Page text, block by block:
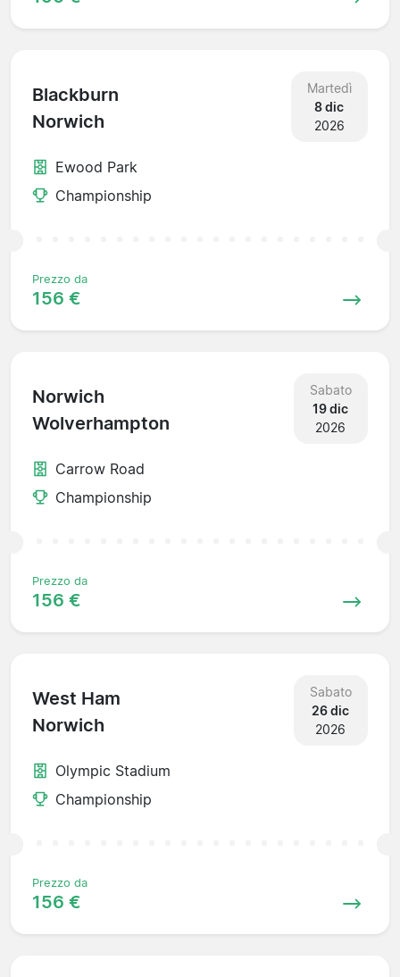
Blackburn
Norwich
Martedì
8 dic
2026
Ewood Park
Championship
Prezzo da
156 €
Norwich
Wolverhampton
Sabato
19 dic
2026
Carrow Road
Championship
Prezzo da
156 €
West Ham
Norwich
Sabato
26 dic
2026
Olympic Stadium
Championship
Prezzo da
156 €